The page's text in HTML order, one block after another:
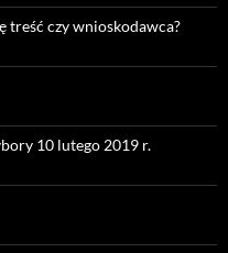
treść czy wnioskodawca?
10 lutego 2019 r.